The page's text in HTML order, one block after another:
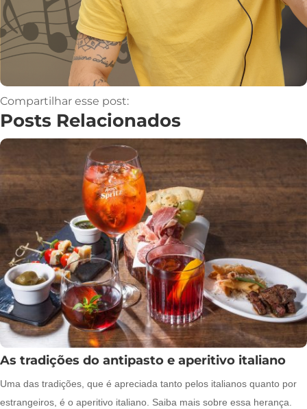
Compartilhar esse post:
Posts Relacionados
As tradições do antipasto e aperitivo italiano
Uma das tradições, que é apreciada tanto pelos italianos quanto por
estrangeiros, é o aperitivo italiano. Saiba mais sobre essa herança.